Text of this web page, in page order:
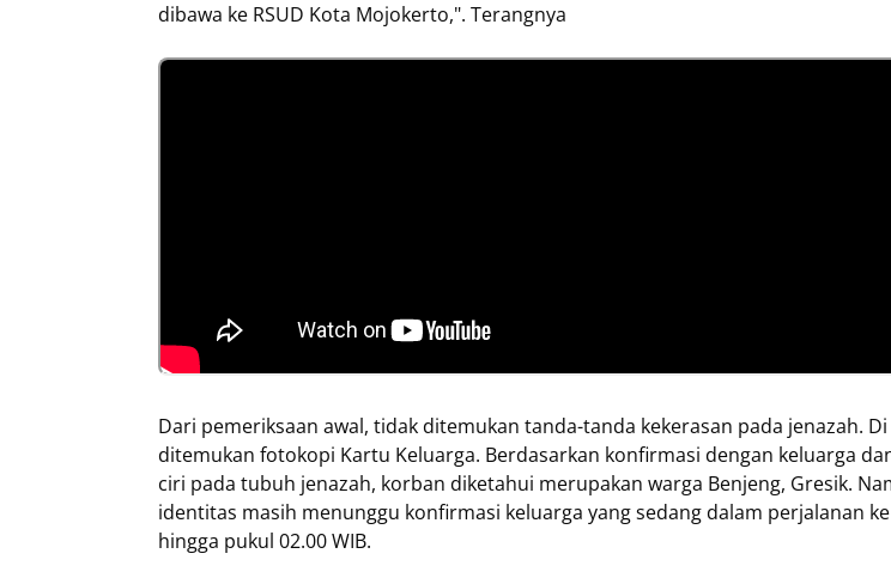
dibawa ke RSUD Kota Mojokerto,". Terangnya
Dari pemeriksaan awal, tidak ditemukan tanda-tanda kekerasan pada jenazah.
ditemukan fotokopi Kartu Keluarga. Berdasarkan konfirmasi dengan keluarga
ciri pada tubuh jenazah, korban diketahui merupakan warga Benjeng, Gresik.
identitas masih menunggu konfirmasi keluarga yang sedang dalam perjalanan
hingga pukul 02.00 WIB.